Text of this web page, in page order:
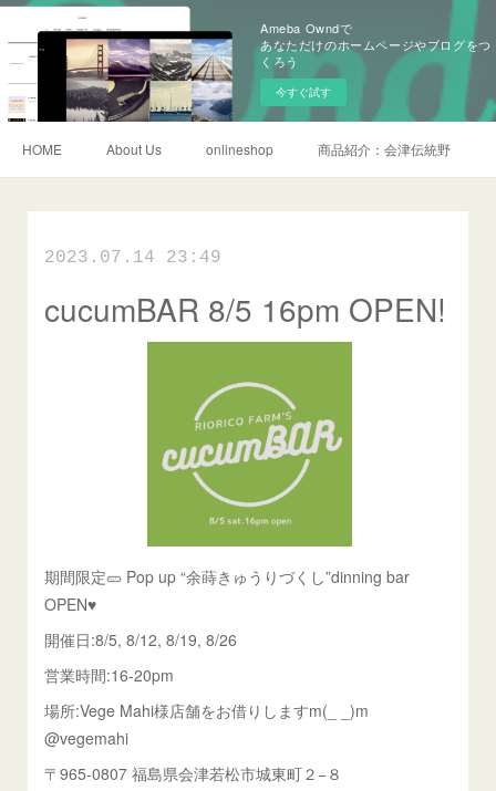
Ameba Owndで
あなただけのホームページやブログをつ
くろう
今すぐ試す
HOME About Us onlineshop 商品紹介：会津伝統野菜
2023.07.14 23:49
cucumBAR 8/5 16pm OPEN!
期間限定🥒 Pop up “余蒔きゅうりづくし”dinning bar
OPEN♥
開催日:8/5, 8/12, 8/19, 8/26
営業時間:16-20pm
場所:Vege Mahi様店舗をお借りしますm(_ _)m
@vegemahi
〒965-0807 福島県会津若松市城東町２−８